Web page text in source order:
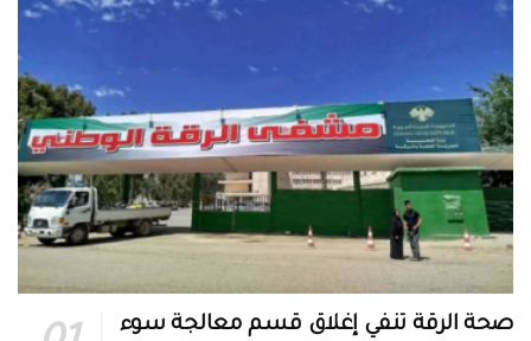
صحة الرقة تنفي إغلاق قسم معالجة سوء